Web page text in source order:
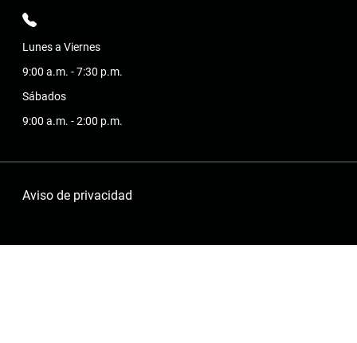
Lunes a Viernes
9:00 a.m. - 7:30 p.m.
Sábados
9:00 a.m. - 2:00 p.m.
Aviso de privacidad